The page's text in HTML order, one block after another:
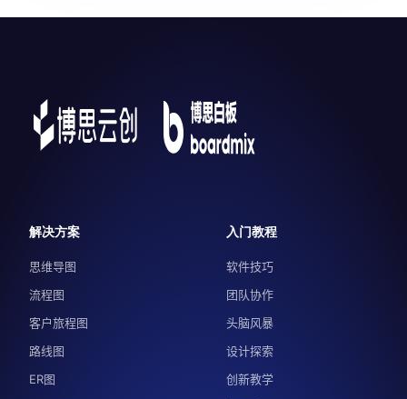
解决方案
思维导图
流程图
客户旅程图
路线图
ER图
入门教程
软件技巧
团队协作
头脑风暴
设计探索
创新教学